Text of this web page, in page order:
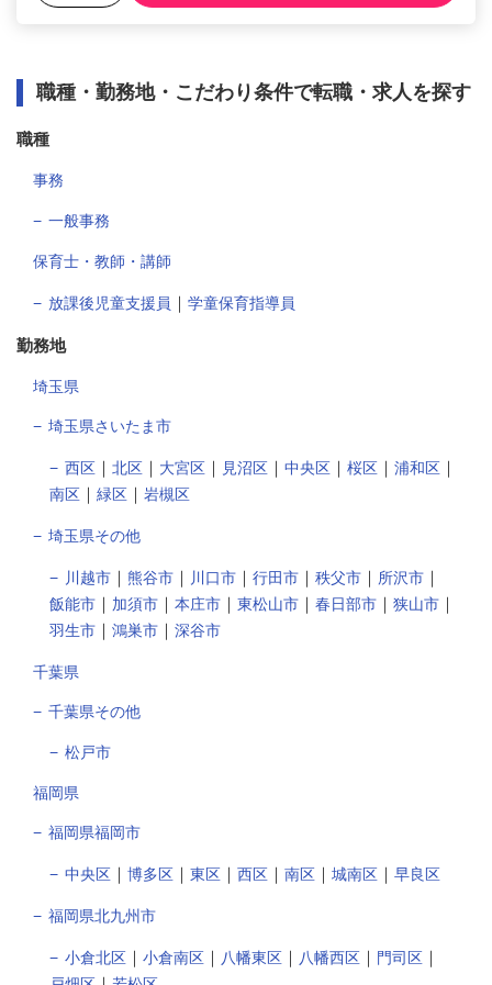
職種・勤務地・こだわり条件で転職・求人を探す
職種
事務
一般事務
保育士・教師・講師
放課後児童支援員 ｜ 学童保育指導員
勤務地
埼玉県
埼玉県さいたま市
西区 ｜ 北区 ｜ 大宮区 ｜ 見沼区 ｜ 中央区 ｜ 桜区 ｜ 浦和区 ｜
南区 ｜ 緑区 ｜ 岩槻区
埼玉県その他
川越市 ｜ 熊谷市 ｜ 川口市 ｜ 行田市 ｜ 秩父市 ｜ 所沢市 ｜
飯能市 ｜ 加須市 ｜ 本庄市 ｜ 東松山市 ｜ 春日部市 ｜ 狭山市 ｜
羽生市 ｜ 鴻巣市 ｜ 深谷市
千葉県
千葉県その他
松戸市
福岡県
福岡県福岡市
中央区 ｜ 博多区 ｜ 東区 ｜ 西区 ｜ 南区 ｜ 城南区 ｜ 早良区
福岡県北九州市
小倉北区 ｜ 小倉南区 ｜ 八幡東区 ｜ 八幡西区 ｜ 門司区 ｜